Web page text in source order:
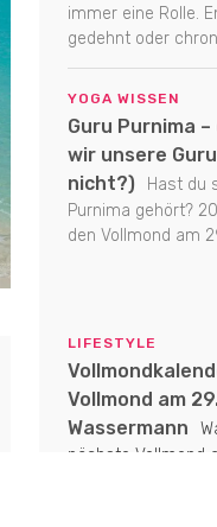
immer eine Rolle.
gedehnt oder
YOGA WISSEN
Guru Purnima
wir unsere
nicht?)
Hast du
Purnima gehört?
den Vollmond am
LIFESTYLE
Vollmond am
Wassermann
nächste Vollmond